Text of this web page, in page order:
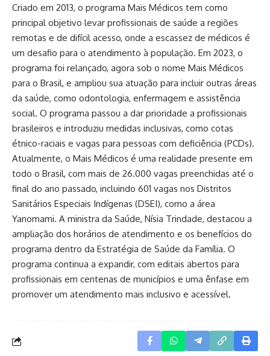
Criado em 2013, o programa Mais Médicos tem como
principal objetivo levar profissionais de saúde a regiões
remotas e de difícil acesso, onde a escassez de médicos é
um desafio para o atendimento à população. Em 2023, o
programa foi relançado, agora sob o nome Mais Médicos
para o Brasil, e ampliou sua atuação para incluir outras áreas
da saúde, como odontologia, enfermagem e assistência
social. O programa passou a dar prioridade a profissionais
brasileiros e introduziu medidas inclusivas, como cotas
étnico-raciais e vagas para pessoas com deficiência (PCDs).
Atualmente, o Mais Médicos é uma realidade presente em
todo o Brasil, com mais de 26.000 vagas preenchidas até o
final do ano passado, incluindo 601 vagas nos Distritos
Sanitários Especiais Indígenas (DSEI), como a área
Yanomami. A ministra da Saúde, Nísia Trindade, destacou a
ampliação dos horários de atendimento e os benefícios do
programa dentro da Estratégia de Saúde da Família. O
programa continua a expandir, com editais abertos para
profissionais em centenas de municípios e uma ênfase em
promover um atendimento mais inclusivo e acessível.